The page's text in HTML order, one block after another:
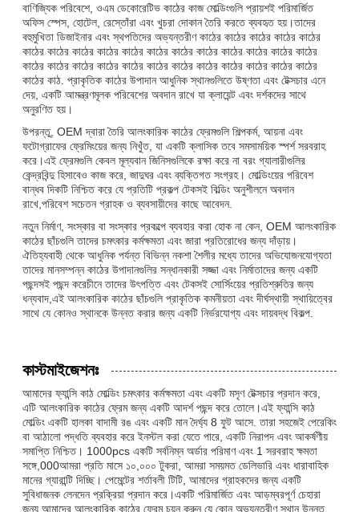
বাণিজ্যিক পরিবেশে, ওএম ডেকোরেটিভ কাঠের কাজ মোল্ডিংগুলি প্রায়শই পরিমার্জিত
অফিস স্পেস, হোটেল, রেস্তোঁরা এবং খুচরা দোকান তৈরি করতে ব্যবহৃত হয়।তাদের
বহুমুখিতা ডিজাইনার এবং স্থপতিদের অভ্যন্তরীণ কাঠের কাঠের কাঠের কাঠের কাঠের
কাঠের কাঠের কাঠের কাঠের কাঠের কাঠের কাঠের কাঠের কাঠের কাঠের কাঠের কাঠের
কাঠের কাঠের কাঠের কাঠের কাঠের কাঠের কাঠের কাঠের কাঠের কাঠের কাঠের কাঠের
কাঠের কাঠ. প্রাকৃতিক কাঠের উপাদান আধুনিক স্থানগুলিতে উষ্ণতা এবং টেক্সচার এনে
দেয়, একটি আমন্ত্রণমূলক পরিবেশের অবদান রাখে যা ক্লায়েন্ট এবং দর্শকদের সাথে
অনুরণিত হয়।
উপরন্তু, OEM দ্বারা তৈরি আলংকারিক কাঠের ফ্রেমগুলি শিল্পকর্ম, আয়না এবং
ফটোগ্রাফের ফ্রেমিংয়ের জন্য নিখুঁত, যা একটি ক্লাসিক তবে সমসাময়িক স্পর্শ সরবরাহ
করে।এই ফ্রেমগুলি কেবল মূল্যবান জিনিসগুলিকে রক্ষা করে না বরং গ্যালারীগুলির
কেন্দ্রবিন্দু হিসাবেও কাজ করে, জাদুঘর এবং ব্যক্তিগত সংগ্রহ। মোল্ডিংয়ের পরিবেশ
বান্ধব দিকটি নিশ্চিত করে যে প্রতিটি প্রকল্প টেকসই বিল্ডিং অনুশীলনে অবদান
রাখে,পরিবেশ সচেতন গ্রাহক ও ব্যবসায়ীদের কাছে আবেদন.
নতুন নির্মাণ, সংস্কার বা সংস্কার প্রকল্পে ব্যবহার করা হোক না কেন, OEM আলংকারিক
কাঠের ছাঁচগুলি তাদের চমৎকার কর্মক্ষমতা এবং জারা প্রতিরোধের জন্য দাঁড়ায়।
ঐতিহ্যবাহী থেকে আধুনিক পর্যন্ত বিভিন্ন নকশা শৈলীর মধ্যে তাদের অভিযোজনযোগ্যতা
তাদের মানসম্পন্ন কাঠের উপাদানগুলির সন্ধানকারী সজ্জা এবং নির্মাতাদের জন্য একটি
পছন্দসই পছন্দ করেচীনে তাদের উৎপত্তি এবং টেকসই সোর্সিংয়ের প্রতিশ্রুতির জন্য
ধন্যবাদ,এই আলংকারিক কাঠের ছাঁচগুলি প্রাকৃতিক কমনীয়তা এবং দীর্ঘস্থায়ী স্থায়িত্বের
সাথে যে কোনও স্থানকে উন্নত করার জন্য একটি নির্ভরযোগ্য এবং দায়বদ্ধ বিকল্প.
কাস্টমাইজেশনঃ
আমাদের ফ্যান্সি কাঠ মোল্ডিং চমৎকার কর্মক্ষমতা এবং একটি মসৃণ টেক্সচার প্রদান করে,
এটি আলংকারিক কাঠের ফ্রেম জন্য একটি আদর্শ পছন্দ করে তোলে।এই ফ্যান্সি কাঠ
মোল্ডিং একটি হালকা বাদামী রঙ এবং একটি মান দৈর্ঘ্য 8 ফুট আসে. তারা সহজেই পেরেকিং
বা আঠালো পদ্ধতি ব্যবহার করে ইনস্টল করা যেতে পারে, একটি নিরাপদ এবং আকর্ষণীয়
সমাপ্তি নিশ্চিত। 1000pcs একটি সর্বনিম্ন অর্ডার পরিমাণ এবং 1 সরবরাহ ক্ষমতা
সঙ্গে,000আমরা প্রতি মাসে ১০,০০০ টুকরা, আমরা সময়মত ডেলিভারি এবং ধারাবাহিক
মানের গ্যারান্টি দিচ্ছি। পেমেন্টের শর্তাবলী টিটি, আমাদের গ্রাহকদের জন্য একটি
সুবিধাজনক লেনদেন প্রক্রিয়া প্রদান করে।একটি পরিমার্জিত এবং আড়ম্বরপূর্ণ চেহারা
জন্য আমাদের আলংকারিক কাঠের ফ্রেম চয়ন করুন যে কোন অভ্যন্তরীণ স্থান উন্নত.